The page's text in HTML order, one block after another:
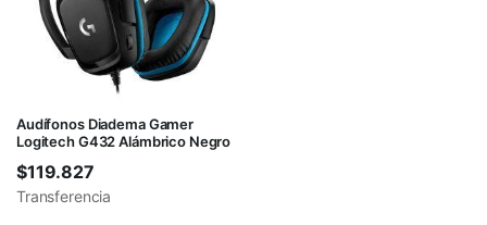
Audífonos Diadema Gamer
Logitech G432 Alámbrico Negro
$119.827
Transferencia